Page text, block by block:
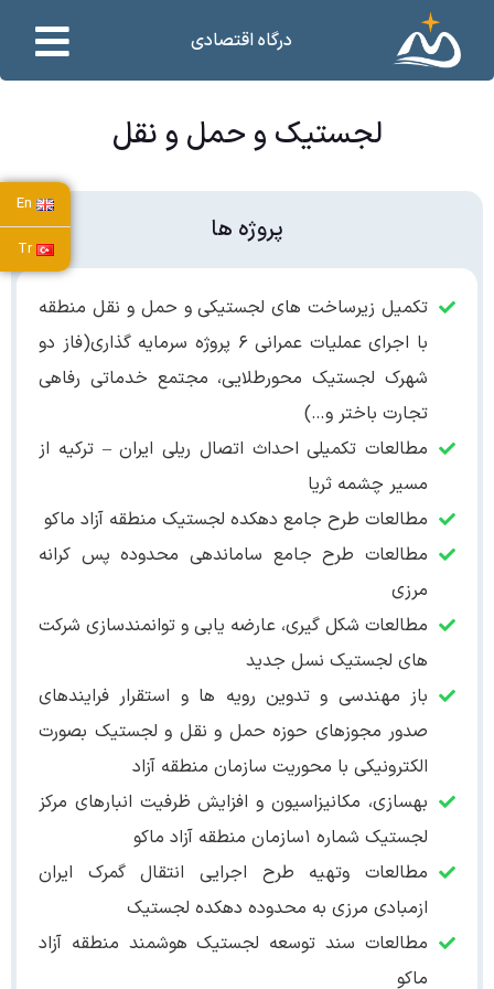
درگاه اقتصادی
En
Tr
لجستیک و حمل و نقل
پروژه ها
تکمیل زیرساخت های لجستیکی و حمل و نقل منطقه
با اجرای عملیات عمرانی ۶ پروژه سرمایه گذاری(فاز دو
شهرک لجستیک محورطلایی، مجتمع خدماتی رفاهی
تجارت باختر و…)
مطالعات تکمیلی احداث اتصال ریلی ایران – ترکیه از
مسیر چشمه ثریا
مطالعات طرح جامع دهکده لجستیک منطقه آزاد ماکو
مطالعات طرح جامع ساماندهی محدوده پس کرانه
مرزی
مطالعات شکل گیری، عارضه یابی و توانمندسازی شرکت
های لجستیک نسل جدید
باز مهندسی و تدوین رویه ها و استقرار فرایندهای
صدور مجوزهای حوزه حمل و نقل و لجستیک بصورت
الکترونیکی با محوریت سازمان منطقه آزاد
بهسازی، مکانیزاسیون و افزایش ظرفیت انبارهای مرکز
لجستیک شماره ۱سازمان منطقه آزاد ماکو
مطالعات وتهیه طرح اجرایی انتقال گمرک ایران
ازمبادی مرزی به محدوده دهکده لجستیک
مطالعات سند توسعه لجستیک هوشمند منطقه آزاد
ماکو